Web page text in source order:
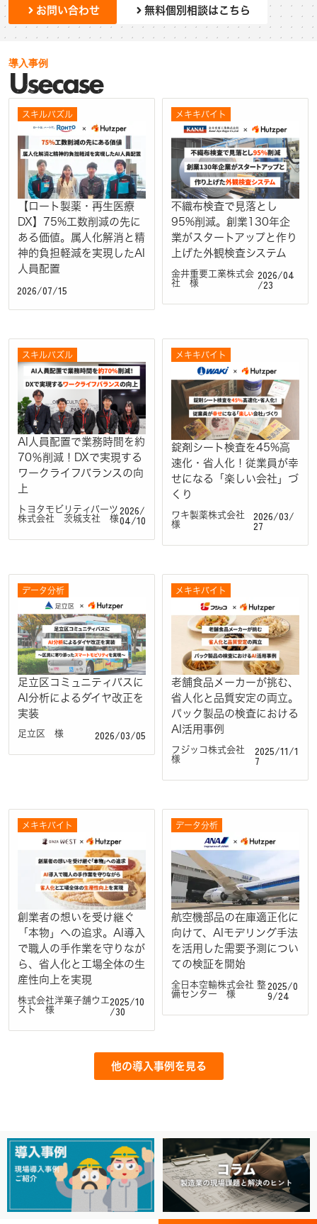
お問い合わせ 無料個別相談はこちら
導入事例
Usecase
スキルパズル
【ロート製薬・再生医療
DX】75%工数削減の先に
ある価値。属人化解消と精
神的負担軽減を実現したAI
人員配置
2026/07/15
メキキバイト
不織布検査で見落とし
95%削減。創業130年企
業がスタートアップと作り
上げた外観検査システム
金井重要工業株式会
社 様
2026/04
/23
スキルパズル
AI人員配置で業務時間を約
70％削減！DXで実現する
ワークライフバランスの向
上
トヨタモビリティパーツ
株式会社 茨城支社 様
2026/
04/10
メキキバイト
錠剤シート検査を45%高
速化・省人化！従業員が幸
せになる「楽しい会社」づ
くり
ワキ製薬株式会社
様
2026/03/
27
データ分析
足立区コミュニティバスに
AI分析によるダイヤ改正を
実装
足立区 様 2026/03/05
メキキバイト
老舗食品メーカーが挑む、
省人化と品質安定の両立。
パック製品の検査における
AI活用事例
フジッコ株式会社
様
2025/11/1
7
メキキバイト
創業者の想いを受け継ぐ
「本物」への追求。AI導入
で職人の手作業を守りなが
ら、省人化と工場全体の生
産性向上を実現
株式会社洋菓子舗ウエ
スト 様
2025/10
/30
データ分析
航空機部品の在庫適正化に
向けて、AIモデリング手法
を活用した需要予測につい
ての検証を開始
全日本空輸株式会社 整
備センター 様
2025/0
9/24
他の導入事例を見る